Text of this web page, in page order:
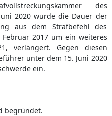
des
2020 wurde die Dauer der
aus dem Strafbefehl des
2017 um ein weiteres
verlängert. Gegen diesen
unter dem 15. Juni 2020
ein.
begründet.